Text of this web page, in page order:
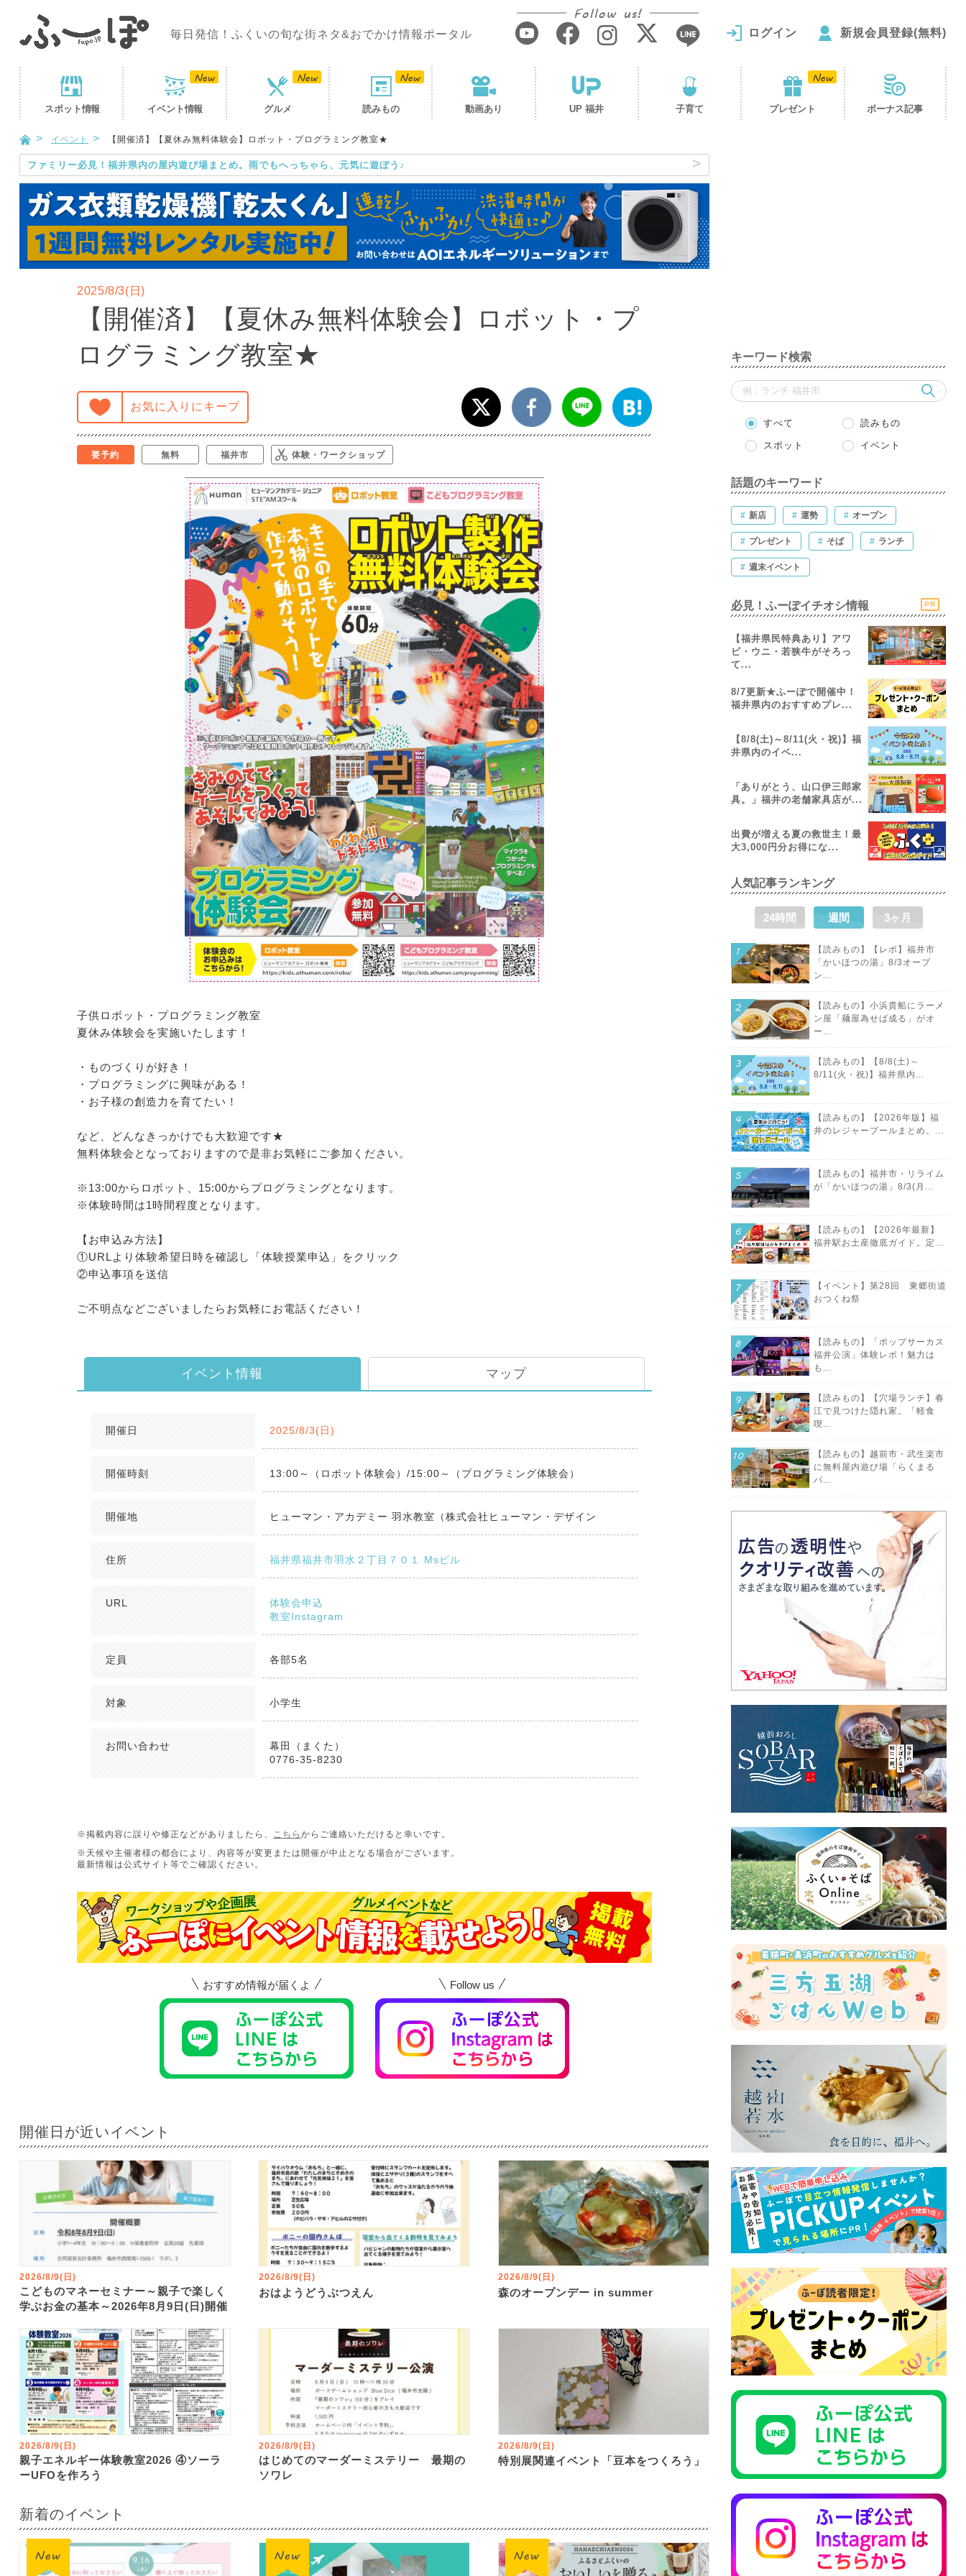
毎日発信！ふくいの旬な街ネタ&おでかけ情報ポータル
Follow us!
ログイン 新規会員登録(無料)
スポット情報 イベント情報 グルメ 読みもの 動画あり UP 福井 子育て プレゼント ボーナス記事
イベント 【開催済】【夏休み無料体験会】ロボット・プログラミング教室★
ファミリー必見！福井県内の屋内遊び場まとめ。雨でもへっちゃら、元気に遊ぼう♪
2025/8/3(日)
【開催済】【夏休み無料体験会】ロボット・プ
ログラミング教室★
お気に入りにキープ
要予約 無料 福井市 体験・ワークショップ
子供ロボット・プログラミング教室
夏休み体験会を実施いたします！
・ものづくりが好き！
・プログラミングに興味がある！
・お子様の創造力を育てたい！
など、どんなきっかけでも大歓迎です★
無料体験会となっておりますので是非お気軽にご参加ください。
※13:00からロボット、15:00からプログラミングとなります。
※体験時間は1時間程度となります。
【お申込み方法】
①URLより体験希望日時を確認し「体験授業申込」をクリック
②申込事項を送信
ご不明点などございましたらお気軽にお電話ください！
イベント情報 マップ
開催日 2025/8/3(日)
開催時刻 13:00～（ロボット体験会）/15:00～（プログラミング体験会）
開催地 ヒューマン・アカデミー 羽水教室（株式会社ヒューマン・デザイン
住所 福井県福井市羽水２丁目７０１ Msビル
URL
体験会申込
教室Instagram
定員 各部5名
対象 小学生
お問い合わせ
幕田（まくた）
0776-35-8230
※掲載内容に誤りや修正などがありましたら、 こちら からご連絡いただけると幸いです。
※天候や主催者様の都合により、内容等が変更または開催が中止となる場合がございます。
最新情報は公式サイト等でご確認ください。
おすすめ情報が届くよ Follow us
開催日が近いイベント
2026/8/9(日)
こどものマネーセミナー～親子で楽しく
学ぶお金の基本～2026年8月9日(日)開催
2026/8/9(日)
おはようどうぶつえん
2026/8/9(日)
森のオープンデー in summer
2026/8/9(日)
親子エネルギー体験教室2026 ④ソーラ
ーUFOを作ろう
2026/8/9(日)
はじめてのマーダーミステリー 最期の
ソワレ
2026/8/9(日)
特別展関連イベント「豆本をつくろう」
新着のイベント
キーワード検索
すべて 読みもの
スポット イベント
話題のキーワード
# 新店 # 運勢 # オープン
# プレゼント # そば # ランチ
# 週末イベント
必見！ふーぽイチオシ情報 PR
【福井県民特典あり】アワ
ビ・ウニ・若狭牛がそろっ
て...
8/7更新★ふーぽで開催中！
福井県内のおすすめプレ...
【8/8(土)～8/11(火・祝)】福
井県内のイベ...
「ありがとう、山口伊三郎家
具。」福井の老舗家具店が...
出費が増える夏の救世主！最
大3,000円分お得にな...
人気記事ランキング
24時間 週間 3ヶ月
【読みもの】【レポ】福井市
「かいほつの湯」8/3オープ
ン...
【読みもの】小浜貴船にラーメ
ン屋「麺屋為せば成る」がオ
ー...
【読みもの】【8/8(土)～
8/11(火・祝)】福井県内...
【読みもの】【2026年版】福
井のレジャープールまとめ。...
【読みもの】福井市・リライム
が「かいほつの湯」8/3(月...
【読みもの】【2026年最新】
福井駅お土産徹底ガイド。定...
【イベント】第28回 東郷街道
おつくね祭
【読みもの】「ポップサーカス
福井公演」体験レポ！魅力は
も...
【読みもの】【穴場ランチ】春
江で見つけた隠れ家。「軽食
喫...
【読みもの】越前市・武生楽市
に無料屋内遊び場「らくまる
パ...